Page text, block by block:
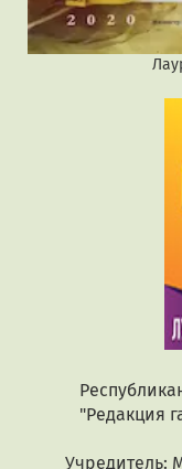
"Редакция
Учредитель: